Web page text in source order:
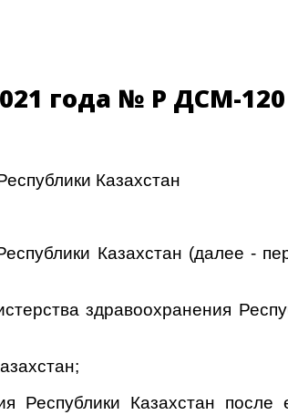
года № ҚР ДСМ-120
Казахстан
Казахстан (далее -
здравоохранения
Республики Казахстан после